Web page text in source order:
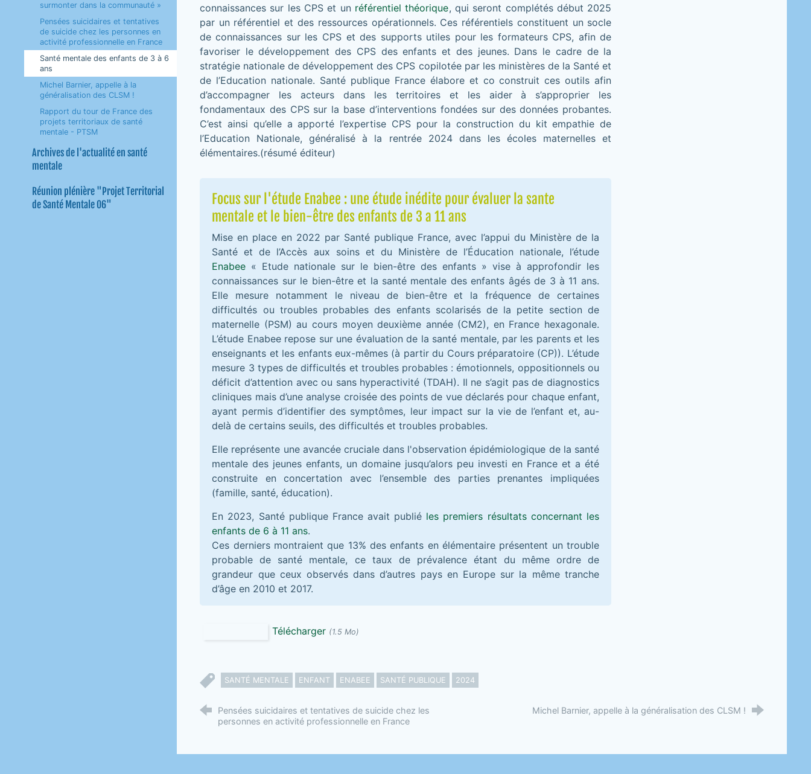
surmonter dans la communauté »
Pensées suicidaires et tentatives
de suicide chez les personnes en
activité professionnelle en France
Santé mentale des enfants de 3 à 6
ans
Michel Barnier, appelle à la
généralisation des CLSM !
Rapport du tour de France des
projets territoriaux de santé
mentale - PTSM
Archives de l'actualité en santé
mentale
Réunion plénière "Projet Territorial
de Santé Mentale 06"
connaissances sur les CPS et un référentiel théorique, qui seront complétés début 2025
par un référentiel et des ressources opérationnels. Ces référentiels constituent un socle
de connaissances sur les CPS et des supports utiles pour les formateurs CPS, afin de
favoriser le développement des CPS des enfants et des jeunes. Dans le cadre de la
stratégie nationale de développement des CPS copilotée par les ministères de la Santé et
de l’Education nationale. Santé publique France élabore et co construit ces outils afin
d’accompagner les acteurs dans les territoires et les aider à s’approprier les
fondamentaux des CPS sur la base d’interventions fondées sur des données probantes.
C’est ainsi qu’elle a apporté l’expertise CPS pour la construction du kit empathie de
l’Education Nationale, généralisé à la rentrée 2024 dans les écoles maternelles et
élémentaires.(résumé éditeur)
Focus sur l'étude Enabee : une étude inédite pour évaluer la sante
mentale et le bien-être des enfants de 3 a 11 ans
Mise en place en 2022 par Santé publique France, avec l’appui du Ministère de la
Santé et de l’Accès aux soins et du Ministère de l’Éducation nationale, l’étude
Enabee « Etude nationale sur le bien-être des enfants » vise à approfondir les
connaissances sur le bien-être et la santé mentale des enfants âgés de 3 à 11 ans.
Elle mesure notamment le niveau de bien-être et la fréquence de certaines
difficultés ou troubles probables des enfants scolarisés de la petite section de
maternelle (PSM) au cours moyen deuxième année (CM2), en France hexagonale.
L’étude Enabee repose sur une évaluation de la santé mentale, par les parents et les
enseignants et les enfants eux-mêmes (à partir du Cours préparatoire (CP)). L’étude
mesure 3 types de difficultés et troubles probables : émotionnels, oppositionnels ou
déficit d’attention avec ou sans hyperactivité (TDAH). Il ne s’agit pas de diagnostics
cliniques mais d’une analyse croisée des points de vue déclarés pour chaque enfant,
ayant permis d’identifier des symptômes, leur impact sur la vie de l’enfant et, au-
delà de certains seuils, des difficultés et troubles probables.
Elle représente une avancée cruciale dans l'observation épidémiologique de la santé
mentale des jeunes enfants, un domaine jusqu’alors peu investi en France et a été
construite en concertation avec l’ensemble des parties prenantes impliquées
(famille, santé, éducation).
En 2023, Santé publique France avait publié les premiers résultats concernant les
enfants de 6 à 11 ans.
Ces derniers montraient que 13% des enfants en élémentaire présentent un trouble
probable de santé mentale, ce taux de prévalence étant du même ordre de
grandeur que ceux observés dans d’autres pays en Europe sur la même tranche
d’âge en 2010 et 2017.
Télécharger (1.5 Mo)
SANTÉ MENTALE ENFANT ENABEE SANTÉ PUBLIQUE 2024
Pensées suicidaires et tentatives de suicide chez les
personnes en activité professionnelle en France
Michel Barnier, appelle à la généralisation des CLSM !